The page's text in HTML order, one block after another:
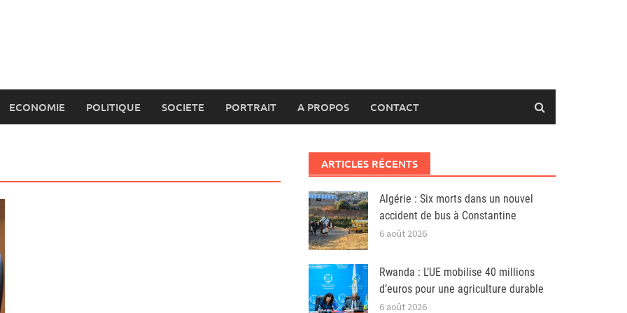
ECONOMIE POLITIQUE SOCIETE PORTRAIT A PROPOS CONTACT
ARTICLES RÉCENTS
Algérie : Six morts dans un nouvel
accident de bus à Constantine
6 août 2026
Rwanda : L’UE mobilise 40 millions
d’euros pour une agriculture durable
6 août 2026